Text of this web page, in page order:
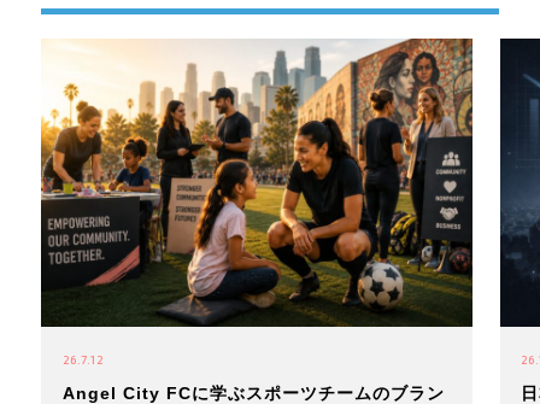
26.7.12
Angel City FCに学ぶスポーツチームのブラン